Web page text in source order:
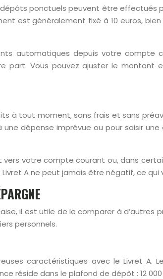
dépôts ponctuels peuvent être
est généralement fixé à 10 euros,
automatiques depuis votre
part. Vous pouvez ajuster le
à tout moment, sans frais et sans
dépense imprévue ou pour saisir
votre compte courant ou, dans
A ne peut jamais être négatif, ce
il est utile de le comparer à d’autres
personnels.
caractéristiques avec le Livret A.
réside dans le plafond de dépôt : 12 000